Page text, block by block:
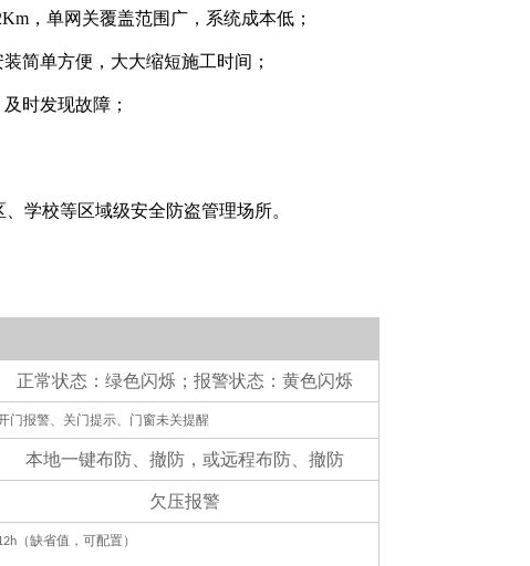
，单网关覆盖范围广，系统成本低；
简单方便，大大缩短施工时间；
时发现故障；
学校等区域级安全防盗管理场所。
正常状态：绿色闪烁；报警状态：黄色闪烁
门报警、关门提示、门窗未关提醒
本地一键布防、撤防，或远程布防、撤防
欠压报警
（缺省值，可配置）